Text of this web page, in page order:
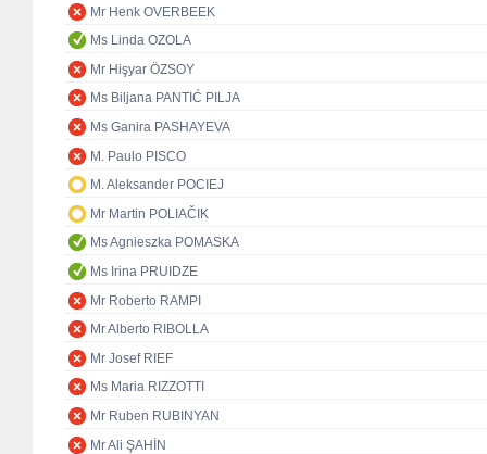
Mr Henk OVERBEEK
Ms Linda OZOLA
Mr Hişyar ÖZSOY
Ms Biljana PANTIĆ PILJA
Ms Ganira PASHAYEVA
M. Paulo PISCO
M. Aleksander POCIEJ
Mr Martin POLIAČIK
Ms Agnieszka POMASKA
Ms Irina PRUIDZE
Mr Roberto RAMPI
Mr Alberto RIBOLLA
Mr Josef RIEF
Ms Maria RIZZOTTI
Mr Ruben RUBINYAN
Mr Ali ŞAHİN